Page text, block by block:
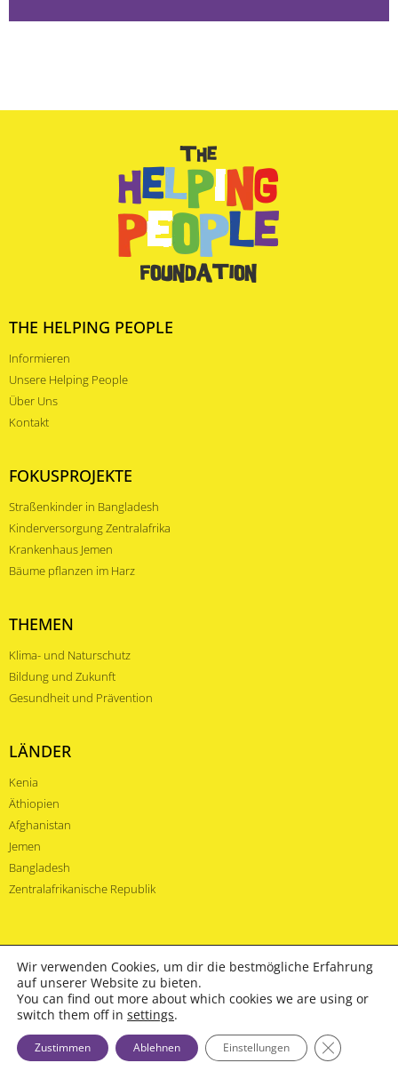
THE HELPING PEOPLE
Informieren
Unsere Helping People
Über Uns
Kontakt
FOKUSPROJEKTE
Straßenkinder in Bangladesh
Kinderversorgung Zentralafrika
Krankenhaus Jemen
Bäume pflanzen im Harz
THEMEN
Klima- und Naturschutz
Bildung und Zukunft
Gesundheit und Prävention
LÄNDER
Kenia
Äthiopien
Afghanistan
Jemen
Bangladesh
Zentralafrikanische Republik
© 2022 – The Helping People Foundation
IMPRESSUM
DATENSCHUTZERKLÄRUNG
Wir verwenden Cookies, um dir die bestmögliche Erfahrung
auf unserer Website zu bieten.
You can find out more about which cookies we are using or
switch them off in settings.
Zustimmen Ablehnen Einstellungen GDPR